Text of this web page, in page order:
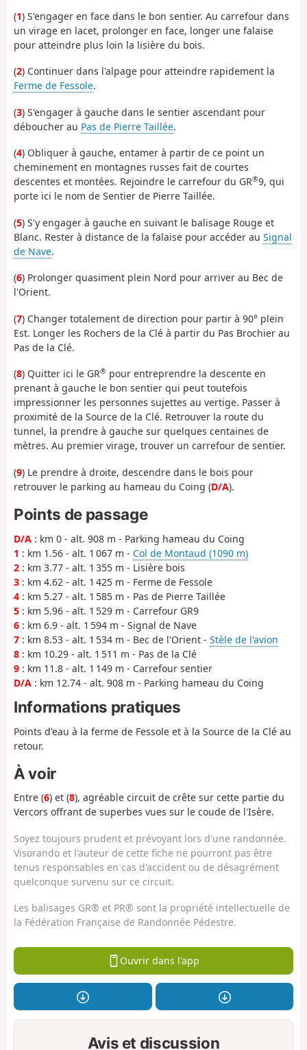
(1) S'engager en face dans le bon sentier. Au carrefour dans
un virage en lacet, prolonger en face, longer une falaise
pour atteindre plus loin la lisière du bois.
(2) Continuer dans l'alpage pour atteindre rapidement la
Ferme de Fessole.
(3) S'engager à gauche dans le sentier ascendant pour
déboucher au Pas de Pierre Taillée.
(4) Obliquer à gauche, entamer à partir de ce point un
cheminement en montagnes russes fait de courtes
descentes et montées. Rejoindre le carrefour du GR®9, qui
porte ici le nom de Sentier de Pierre Taillée.
(5) S'y engager à gauche en suivant le balisage Rouge et
Blanc. Rester à distance de la falaise pour accéder au Signal
de Nave.
(6) Prolonger quasiment plein Nord pour arriver au Bec de
l'Orient.
(7) Changer totalement de direction pour partir à 90° plein
Est. Longer les Rochers de la Clé à partir du Pas Brochier au
Pas de la Clé.
(8) Quitter ici le GR® pour entreprendre la descente en
prenant à gauche le bon sentier qui peut toutefois
impressionner les personnes sujettes au vertige. Passer à
proximité de la Source de la Clé. Retrouver la route du
tunnel, la prendre à gauche sur quelques centaines de
mètres. Au premier virage, trouver un carrefour de sentier.
(9) Le prendre à droite, descendre dans le bois pour
retrouver le parking au hameau du Coing (D/A).
Points de passage
D/A : km 0 - alt. 908 m - Parking hameau du Coing
1 : km 1.56 - alt. 1 067 m - Col de Montaud (1090 m)
2 : km 3.77 - alt. 1 355 m - Lisière bois
3 : km 4.62 - alt. 1 425 m - Ferme de Fessole
4 : km 5.27 - alt. 1 585 m - Pas de Pierre Taillée
5 : km 5.96 - alt. 1 529 m - Carrefour GR9
6 : km 6.9 - alt. 1 594 m - Signal de Nave
7 : km 8.53 - alt. 1 534 m - Bec de l'Orient - Stèle de l'avion
8 : km 10.29 - alt. 1 511 m - Pas de la Clé
9 : km 11.8 - alt. 1 149 m - Carrefour sentier
D/A : km 12.74 - alt. 908 m - Parking hameau du Coing
Informations pratiques
Points d'eau à la ferme de Fessole et à la Source de la Clé au
retour.
À voir
Entre (6) et (8), agréable circuit de crête sur cette partie du
Vercors offrant de superbes vues sur le coude de l'Isère.
Soyez toujours prudent et prévoyant lors d'une randonnée.
Visorando et l'auteur de cette fiche ne pourront pas être
tenus responsables en cas d'accident ou de désagrément
quelconque survenu sur ce circuit.
Les balisages GR® et PR® sont la propriété intellectuelle de
la Fédération Française de Randonnée Pédestre.
Ouvrir dans l'app
Avis et discussion